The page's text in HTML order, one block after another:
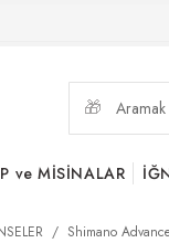
ve MİSİNALAR
Shimano